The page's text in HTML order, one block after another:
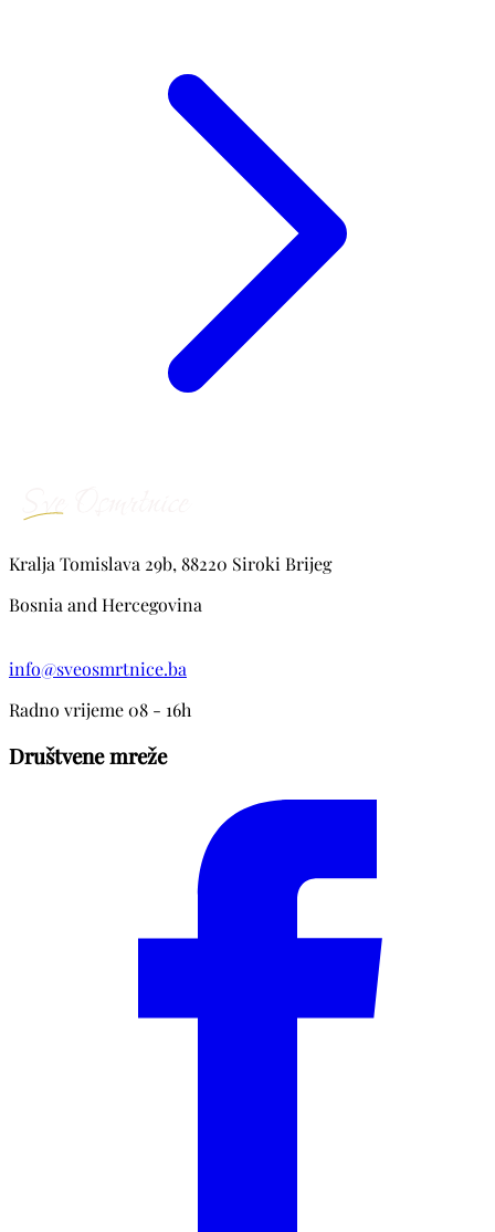
Kralja Tomislava 29b, 88220 Siroki Brijeg
Bosnia and Hercegovina
info@sveosmrtnice.ba
Radno vrijeme 08 - 16h
Društvene mreže